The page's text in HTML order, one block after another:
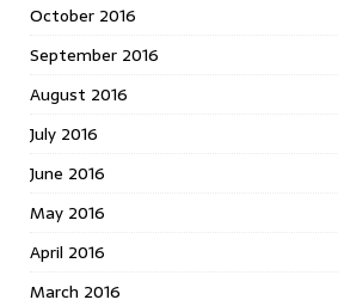
October 2016
September 2016
August 2016
July 2016
June 2016
May 2016
April 2016
March 2016